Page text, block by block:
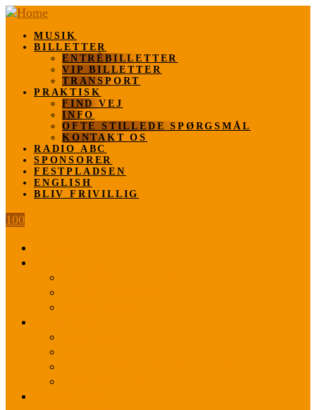
MUSIK
BILLETTER
ENTRÈBILLETTER
VIP BILLETTER
TRANSPORT
PRAKTISK
FIND VEJ
INFO
OFTE STILLEDE SPØRGSMÅL
KONTAKT OS
RADIO ABC
SPONSORER
FESTPLADSEN
ENGLISH
BLIV FRIVILLIG
100